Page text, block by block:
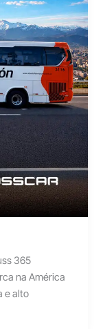
365
na América
e alto